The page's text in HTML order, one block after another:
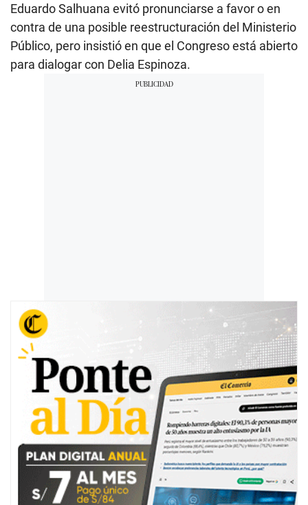
s
1
1
s
e
c
Eduardo Salhuana evitó pronunciarse a favor o en
contra de una posible reestructuración del Ministerio
Público, pero insistió en que el Congreso está abierto
para dialogar con Delia Espinoza.